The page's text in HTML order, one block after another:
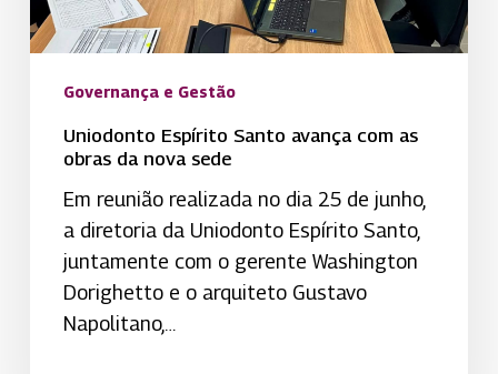
Governança e Gestão
Uniodonto Espírito Santo avança com as
obras da nova sede
Em reunião realizada no dia 25 de junho,
a diretoria da Uniodonto Espírito Santo,
juntamente com o gerente Washington
Dorighetto e o arquiteto Gustavo
Napolitano,…